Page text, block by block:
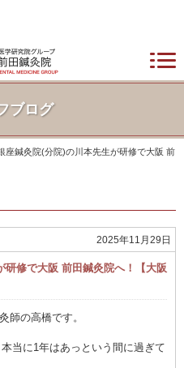
ブログ
座鍼灸院(分院)の川本先生が研修で大阪 前
2025年11月29日
修で大阪 前田鍼灸院へ！【大阪
師の高橋です。
当に1年はあっという間に過ぎて